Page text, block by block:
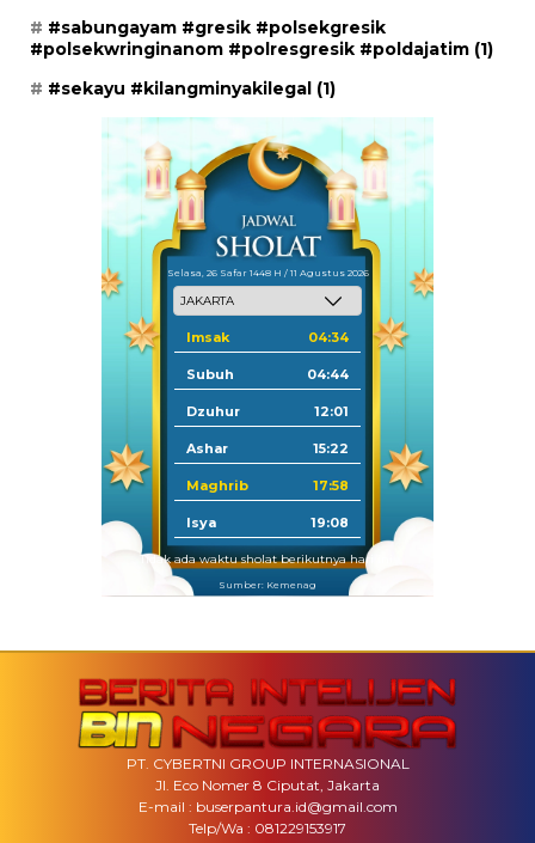
#sabungayam #gresik #polsekgresik
#polsekwringinanom #polresgresik #poldajatim (1)
#sekayu #kilangminyakilegal (1)
Selasa, 26 Safar 1448 H / 11 Agustus 2026
Imsak 04:34
Subuh 04:44
Dzuhur 12:01
Ashar 15:22
Maghrib 17:58
Isya 19:08
Tidak ada waktu sholat berikutnya hari ini.
Sumber: Kemenag
PT. CYBERTNI GROUP INTERNASIONAL
Jl. Eco Nomer 8 Ciputat, Jakarta
E-mail : buserpantura.id@gmail.com
Telp/Wa : 081229153917